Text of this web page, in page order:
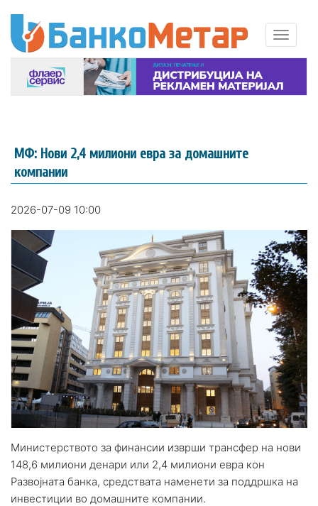
МФ: Нови 2,4 милиони евра за домашните
компании
2026-07-09 10:00
Министерството за финансии изврши трансфер на нови
148,6 милиони денари или 2,4 милиони евра кон
Развојната банка, средствата наменети за поддршка на
инвестиции во домашните компании.